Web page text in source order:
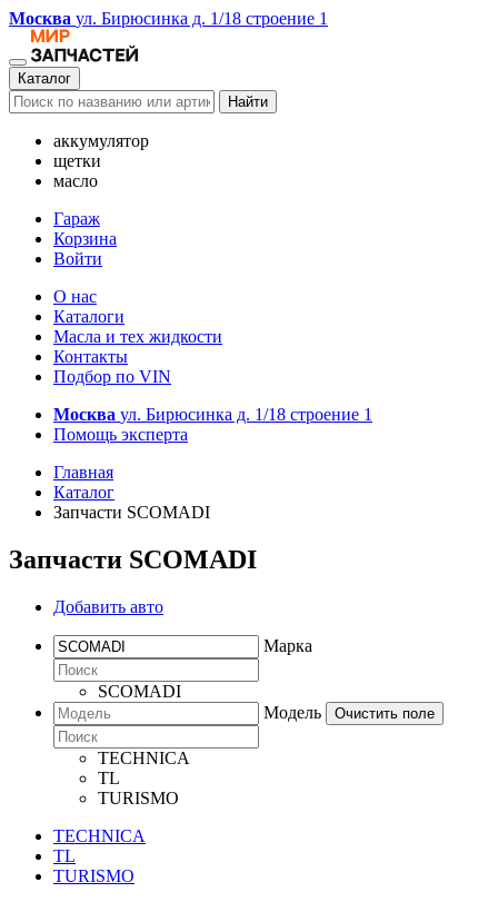
Москва ул. Бирюсинка д. 1/18 строение 1
Каталог
Найти
аккумулятор
щетки
масло
Гараж
Корзина
Войти
О нас
Каталоги
Масла и тех жидкости
Контакты
Подбор по VIN
Москва ул. Бирюсинка д. 1/18 строение 1
Помощь эксперта
Главная
Каталог
Запчасти SCOMADI
Запчасти SCOMADI
Добавить авто
Марка
SCOMADI
Модель
Очистить поле
TECHNICA
TL
TURISMO
TECHNICA
TL
TURISMO